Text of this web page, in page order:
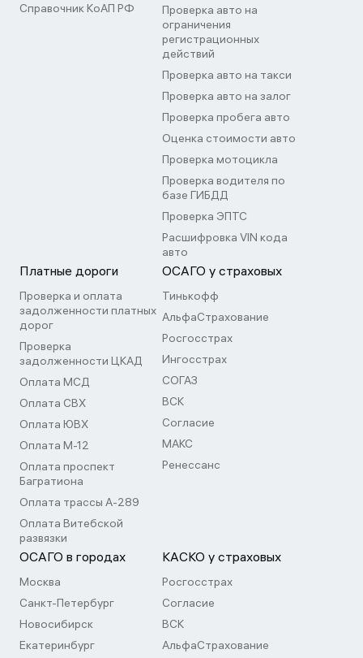
Справочник КоАП РФ
Проверка авто на
ограничения
регистрационных
действий
Проверка авто на такси
Проверка авто на залог
Проверка пробега авто
Оценка стоимости авто
Проверка мотоцикла
Проверка водителя по
базе ГИБДД
Проверка ЭПТС
Расшифровка VIN кода
авто
Платные дороги
Проверка и оплата
задолженности платных
дорог
Проверка
задолженности ЦКАД
Оплата МСД
Оплата СВХ
Оплата ЮВХ
Оплата М-12
Оплата проспект
Багратиона
Оплата трассы А-289
Оплата Витебской
развязки
ОСАГО у страховых
Тинькофф
АльфаСтрахование
Росгосстрах
Ингосстрах
СОГАЗ
ВСК
Согласие
МАКС
Ренессанс
ОСАГО в городах
Москва
Санкт-Петербург
Новосибирск
Екатеринбург
КАСКО у страховых
Росгосстрах
Согласие
ВСК
АльфаСтрахование